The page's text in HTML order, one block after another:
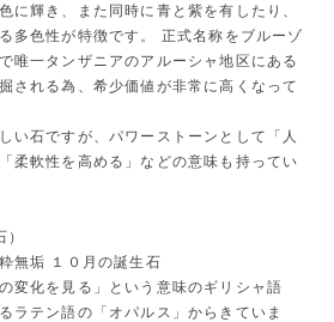
に輝き、また同時に青と紫を有したり、
多色性が特徴です。 正式名称をブルーゾ
唯一タンザニアのアルーシャ地区にある
される為、希少価値が非常に高くなって
い石ですが、パワーストーンとして「人
柔軟性を高める」などの意味も持ってい
無垢 １０月の誕生石
変化を見る」という意味のギリシャ語
ラテン語の「オパルス」からきていま